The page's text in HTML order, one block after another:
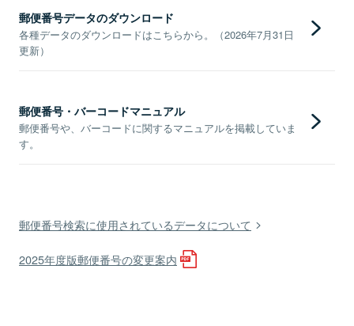
郵便番号データのダウンロード
各種データのダウンロードはこちらから。（2026年7月31日
更新）
郵便番号・バーコードマニュアル
郵便番号や、バーコードに関するマニュアルを掲載していま
す。
郵便番号検索に使用されているデータについて
2025年度版郵便番号の変更案内